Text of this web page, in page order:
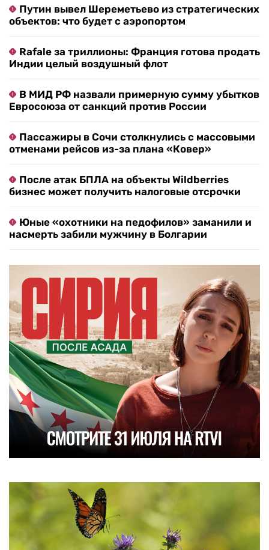
Путин вывел Шереметьево из стратегических
объектов: что будет с аэропортом
Rafale за триллионы: Франция готова продать
Индии целый воздушный флот
В МИД РФ назвали примерную сумму убытков
Евросоюза от санкций против России
Пассажиры в Сочи столкнулись с массовыми
отменами рейсов из-за плана «Ковер»
После атак БПЛА на объекты Wildberries
бизнес может получить налоговые отсрочки
Юные «охотники на педофилов» заманили и
насмерть забили мужчину в Болгарии